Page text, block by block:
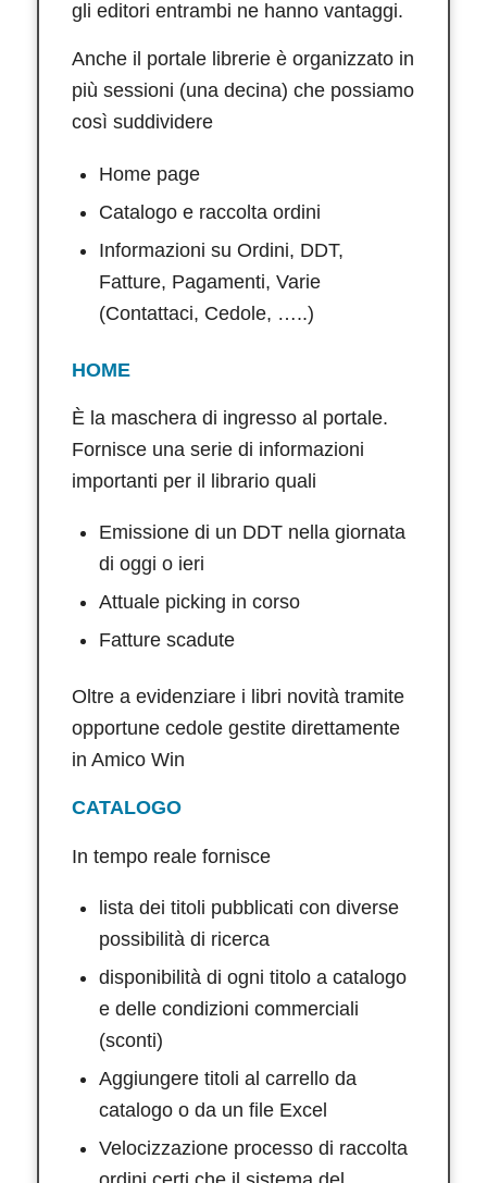
gli editori entrambi ne hanno vantaggi.
Anche il portale librerie è organizzato in
più sessioni (una decina) che possiamo
così suddividere
Home page
Catalogo e raccolta ordini
Informazioni su Ordini, DDT,
Fatture, Pagamenti, Varie
(Contattaci, Cedole, …..)
HOME
È la maschera di ingresso al portale.
Fornisce una serie di informazioni
importanti per il librario quali
Emissione di un DDT nella giornata
di oggi o ieri
Attuale picking in corso
Fatture scadute
Oltre a evidenziare i libri novità tramite
opportune cedole gestite direttamente
in Amico Win
CATALOGO
In tempo reale fornisce
lista dei titoli pubblicati con diverse
possibilità di ricerca
disponibilità di ogni titolo a catalogo
e delle condizioni commerciali
(sconti)
Aggiungere titoli al carrello da
catalogo o da un file Excel
Velocizzazione processo di raccolta